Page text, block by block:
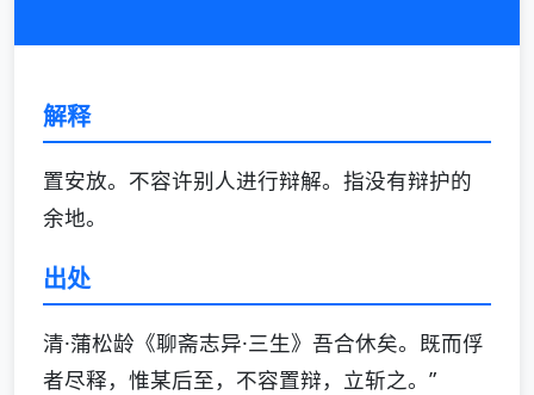
解释
置安放。不容许别人进行辩解。指没有辩护的
余地。
出处
清·蒲松龄《聊斋志异·三生》吾合休矣。既而俘
者尽释，惟某后至，不容置辩，立斩之。”